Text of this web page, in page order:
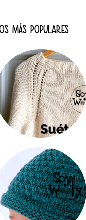
MÁS POPULARES